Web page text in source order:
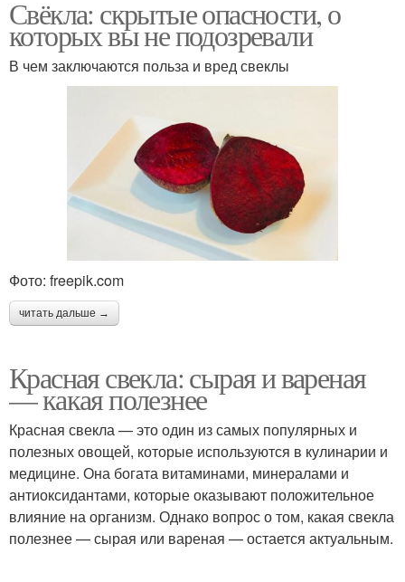
Свёкла: скрытые опасности, о
которых вы не подозревали
В чем заключаются польза и вред свеклы
Фото: freepik.com
читать дальше →
Красная свекла: сырая и вареная
— какая полезнее
Красная свекла — это один из самых популярных и
полезных овощей, которые используются в кулинарии и
медицине. Она богата витаминами, минералами и
антиоксидантами, которые оказывают положительное
влияние на организм. Однако вопрос о том, какая свекла
полезнее — сырая или вареная — остается актуальным.